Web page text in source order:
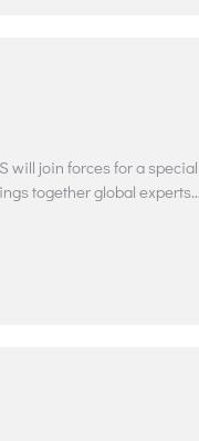
will join forces for a special
together global